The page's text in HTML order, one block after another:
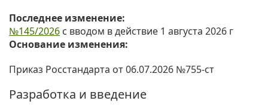
Последнее изменение:
№145/2026 с вводом в действие 1 августа 2026 г
Основание изменения:
Приказ Росстандарта от 06.07.2026 №755-ст
Разработка и введение